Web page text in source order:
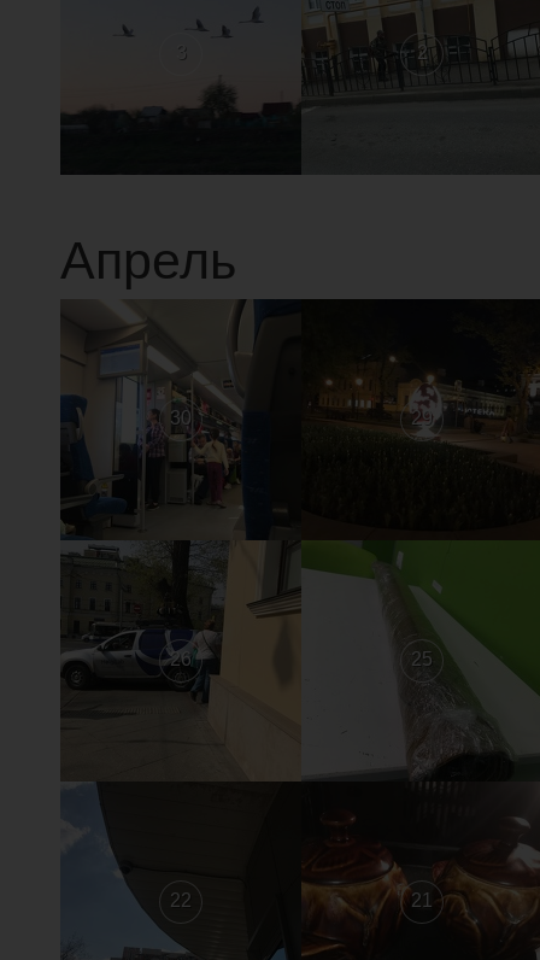
3 2
Апрель
30 29
26 25
22 21